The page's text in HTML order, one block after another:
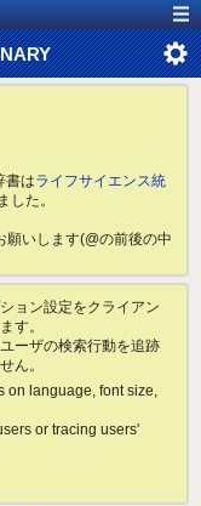
書はライフサイエンス統
した。
いします(@の前後の中
ョン設定をクライアン
す。
ーザの検索行動を追跡
ん。
on language, font size,
or tracing users'